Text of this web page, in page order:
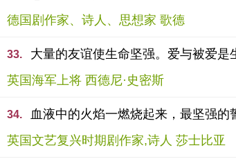
德国剧作家、诗人、思想家 歌德
33.
大量的友谊使生命坚强。爱与被爱是
英国海军上将 西德尼·史密斯
34.
血液中的火焰一燃烧起来，最坚强的
英国文艺复兴时期剧作家,诗人 莎士比亚